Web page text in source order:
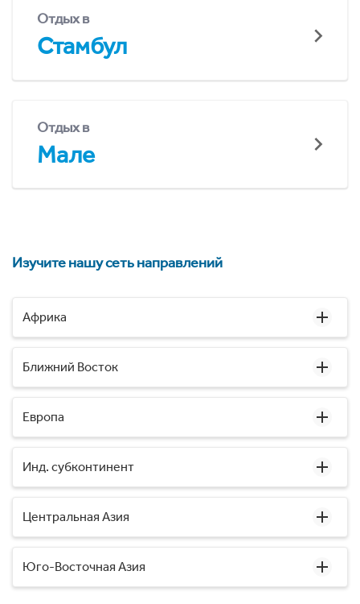
Отдых в
Стамбул
Отдых в
Мале
Изучите нашу сеть направлений
Африка
Ближний Восток
Европа
Инд. субконтинент
Центральная Азия
Юго-Восточная Азия